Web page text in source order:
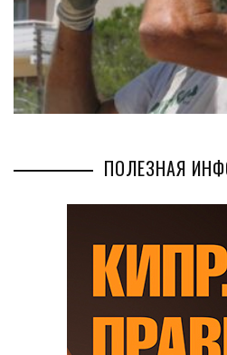
ПОЛЕЗНАЯ